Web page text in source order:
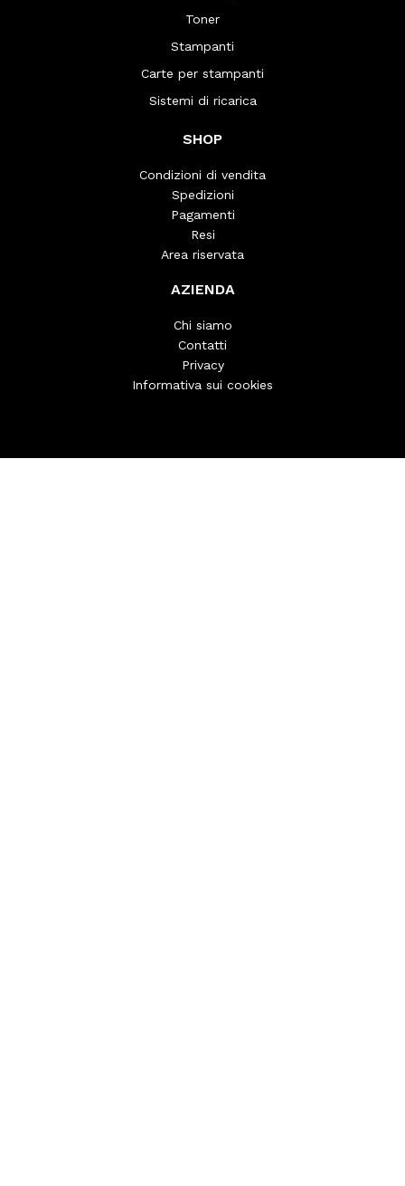
Toner
Stampanti
Carte per stampanti
Sistemi di ricarica
SHOP
Condizioni di vendita
Spedizioni
Pagamenti
Resi
Area riservata
AZIENDA
Chi siamo
Contatti
Privacy
Informativa sui cookies